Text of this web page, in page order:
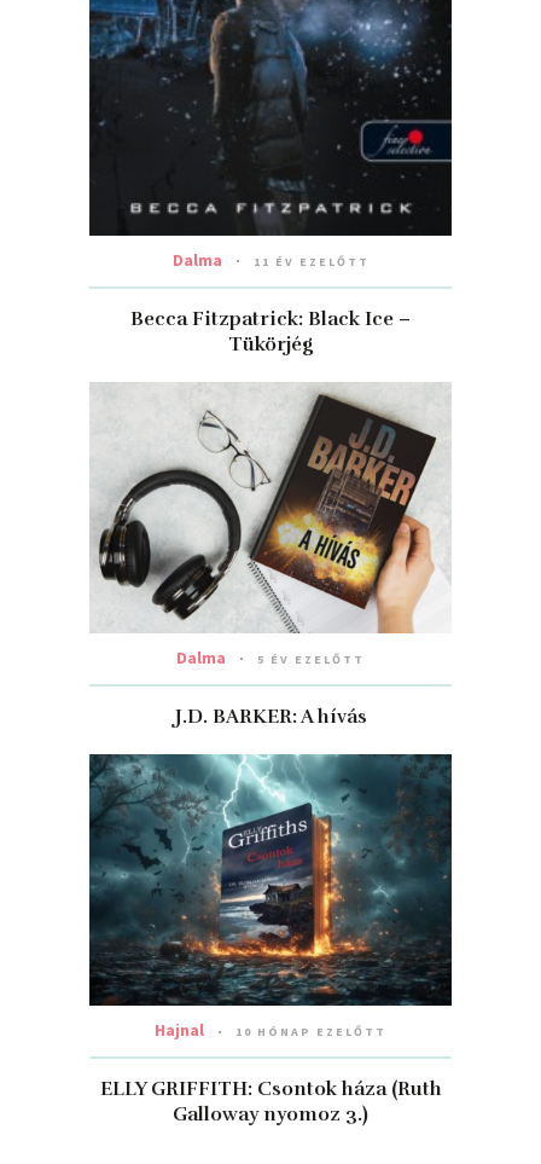
Dalma 11 ÉV EZELŐTT
Becca Fitzpatrick: Black Ice –
Tükörjég
Dalma 5 ÉV EZELŐTT
J.D. BARKER: A ​hívás
Hajnal 10 HÓNAP EZELŐTT
ELLY GRIFFITH: Csontok háza (Ruth
Galloway nyomoz 3.)